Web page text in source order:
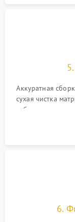
Аккуратная
сухая чистка
рабочего
6.